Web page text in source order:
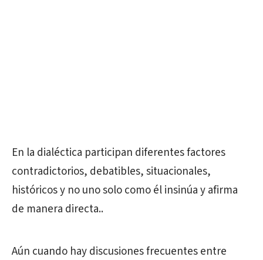
En la dialéctica participan diferentes factores
contradictorios, debatibles, situacionales,
históricos y no uno solo como él insinúa y afirma
de manera directa..
Aún cuando hay discusiones frecuentes entre